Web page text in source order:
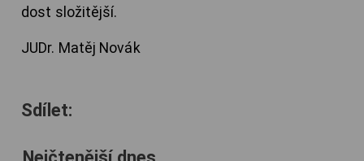
dost složitější.
JUDr. Matěj Novák
Sdílet: